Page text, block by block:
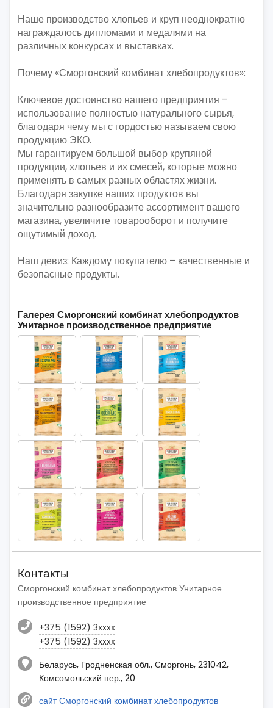
Наше производство хлопьев и круп неоднократно
награждалось дипломами и медалями на
различных конкурсах и выставках.
Почему «Сморгонский комбинат хлебопродуктов»:
Ключевое достоинство нашего предприятия –
использование полностью натурального сырья,
благодаря чему мы с гордостью называем свою
продукцию ЭКО.
Мы гарантируем большой выбор крупяной
продукции, хлопьев и их смесей, которые можно
применять в самых разных областях жизни.
Благодаря закупке наших продуктов вы
значительно разнообразите ассортимент вашего
магазина, увеличите товарооборот и получите
ощутимый доход.
Наш девиз: Каждому покупателю – качественные и
безопасные продукты.
Галерея Сморгонский комбинат хлебопродуктов
Унитарное производственное предприятие
Контакты
Сморгонский комбинат хлебопродуктов Унитарное
производственное предприятие
+375 (1592) 3xxxx
+375 (1592) 3xxxx
Беларусь, Гродненская обл., Сморгонь, 231042,
Комсомольский пер., 20
сайт Сморгонский комбинат хлебопродуктов